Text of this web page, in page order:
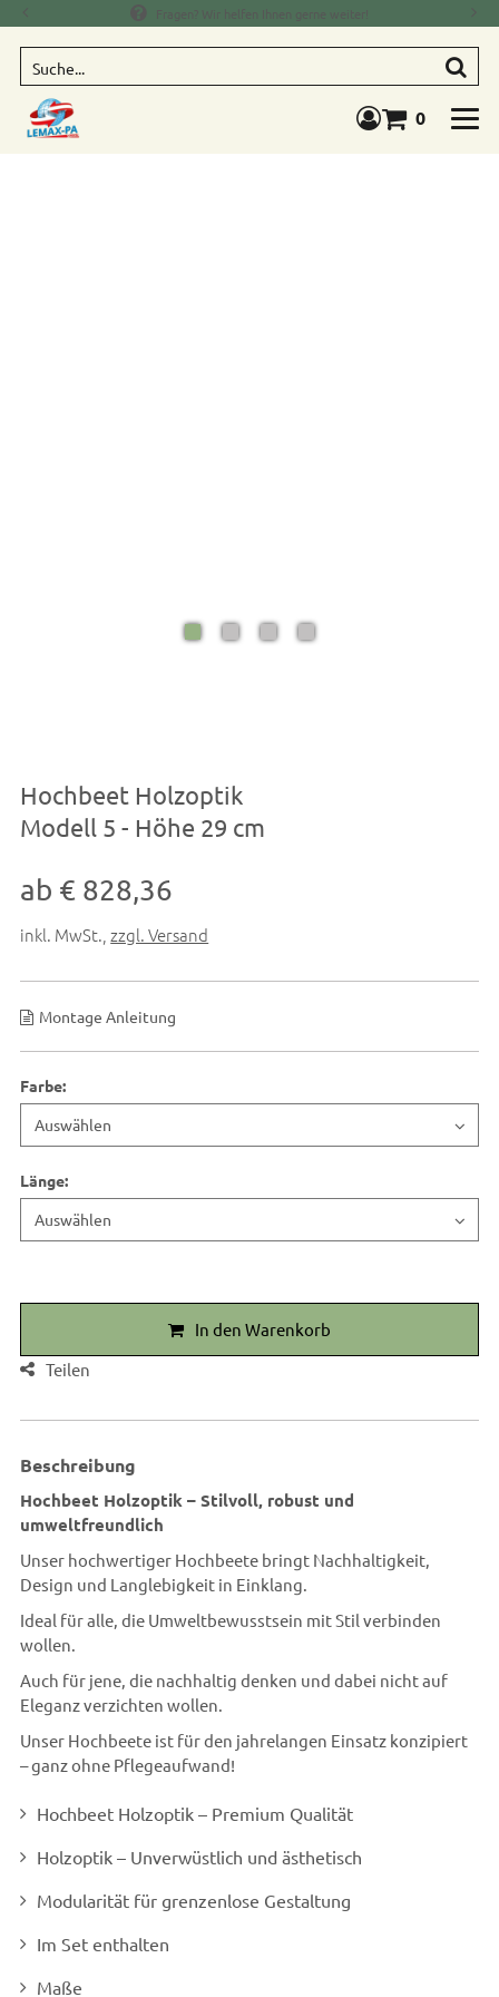
Fragen? Wir helfen Ihnen gerne weiter!
Warenkorb
0
Hochbeet Holzoptik
Modell 5 - Höhe 29 cm
ab € 828,36
inkl. MwSt. ,zzgl. Versand
Montage Anleitung
Farbe:
Länge:
In den Warenkorb
Teilen
Beschreibung
Hochbeet Holzoptik – Stilvoll, robust und
umweltfreundlich
Unser hochwertiger Hochbeete bringt Nachhaltigkeit,
Design und Langlebigkeit in Einklang.
Ideal für alle, die Umweltbewusstsein mit Stil verbinden
wollen.
Auch für jene, die nachhaltig denken und dabei nicht auf
Eleganz verzichten wollen.
Unser Hochbeete ist für den jahrelangen Einsatz konzipiert
– ganz ohne Pflegeaufwand!
Hochbeet Holzoptik – Premium Qualität
Holzoptik – Unverwüstlich und ästhetisch
Modularität für grenzenlose Gestaltung
Im Set enthalten
Maße